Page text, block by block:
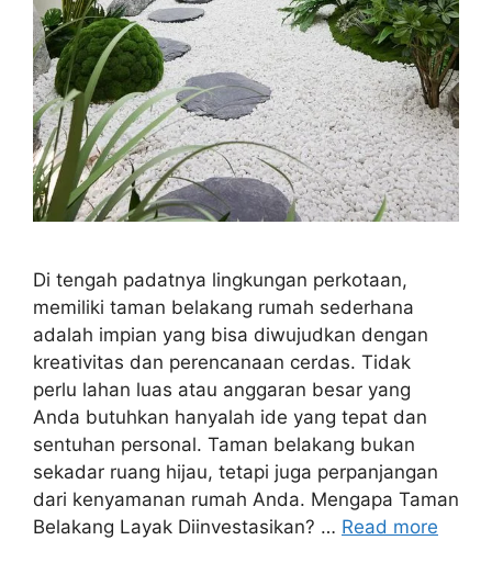
Di tengah padatnya lingkungan perkotaan,
memiliki taman belakang rumah sederhana
adalah impian yang bisa diwujudkan dengan
kreativitas dan perencanaan cerdas. Tidak
perlu lahan luas atau anggaran besar yang
Anda butuhkan hanyalah ide yang tepat dan
sentuhan personal. Taman belakang bukan
sekadar ruang hijau, tetapi juga perpanjangan
dari kenyamanan rumah Anda. Mengapa Taman
Belakang Layak Diinvestasikan? … Read more